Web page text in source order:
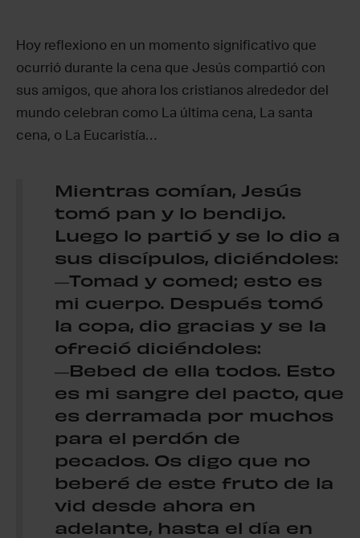
Hoy reflexiono en un momento significativo que
ocurrió durante la cena que Jesús compartió con
sus amigos, que ahora los cristianos alrededor del
mundo celebran como La última cena, La santa
cena, o La Eucaristía…
Mientras comían, Jesús
tomó pan y lo bendijo.
Luego lo partió y se lo dio a
sus discípulos, diciéndoles:
―Tomad y comed; esto es
mi cuerpo. Después tomó
la copa, dio gracias y se la
ofreció diciéndoles:
―Bebed de ella todos. Esto
es mi sangre del pacto, que
es derramada por muchos
para el perdón de
pecados. Os digo que no
beberé de este fruto de la
vid desde ahora en
adelante, hasta el día en